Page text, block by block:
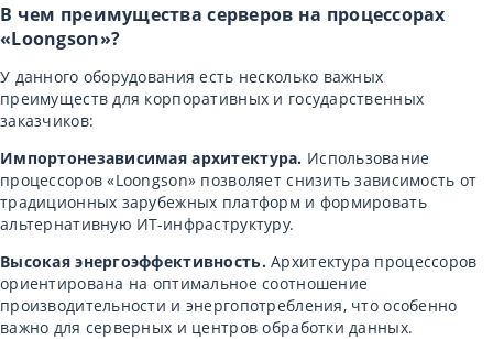
В чем преимущества серверов на процессорах
«Loongson»?
У данного оборудования есть несколько важных
преимуществ для корпоративных и государственных
заказчиков:
Импортонезависимая архитектура. Использование
процессоров «Loongson» позволяет снизить зависимость от
традиционных зарубежных платформ и формировать
альтернативную ИТ-инфраструктуру.
Высокая энергоэффективность.Архитектура процессоров
ориентирована на оптимальное соотношение
производительности и энергопотребления, что особенно
важно для серверных и центров обработки данных.